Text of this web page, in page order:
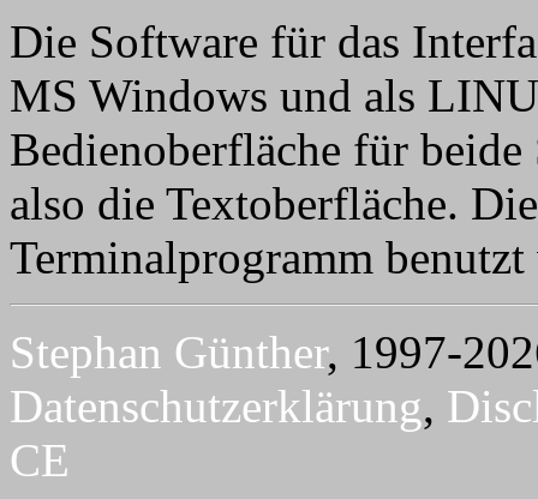
Die Software für das
MS Windows und als
Bedienoberfläche für
also die Textoberfläche.
Terminalprogramm benutzt
Stephan Günther, 1997-
Datenschutzerklärung,
CE